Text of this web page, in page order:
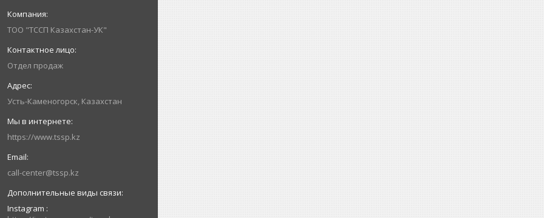
ТОО "ТССП Казахстан-УК"
Отдел продаж
Усть-Каменогорск, Казахстан
https://www.tssp.kz
call-center@tssp.kz
Instagram